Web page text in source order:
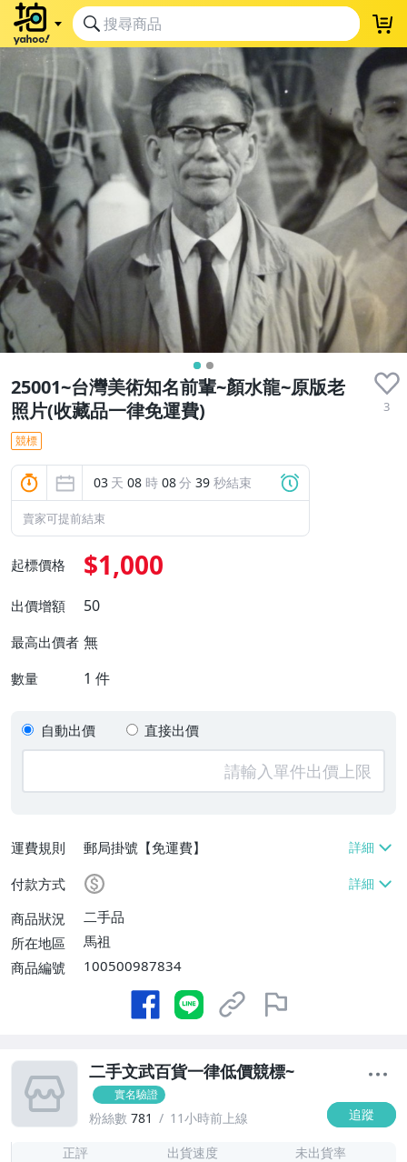
25001~台灣美術知名前輩~顏水龍~原版老
照片(收藏品一律免運費)
3
競標
03 天 08 時 08分 39 秒結束
賣家可提前結束
起標價格 $1,000
出價增額 50
最高出價者 無
數量 1 件
自動出價 直接出價
運費規則
郵局掛號【免運費】
付款方式
商品狀況
二手品
所在地區
馬祖
商品編號
100500987834
二手文武百貨一律低價競標~
實名驗證
粉絲數 781 11小時前上線 追蹤
正評 出貨速度 未出貨率